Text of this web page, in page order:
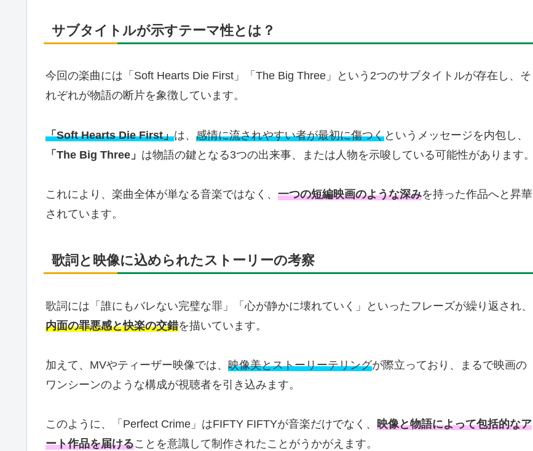
サブタイトルが示すテーマ性とは？
今回の楽曲には「Soft Hearts Die First」「The Big Three」という2つのサブタイトルが存在し、そ
れぞれが物語の断片を象徴しています。
「Soft Hearts Die First」は、 感情に流されやすい者が最初に傷つくというメッセージを内包し、
「The Big Three」 は物語の鍵となる3つの出来事、または人物を示唆している可能性があります。
これにより、楽曲全体が単なる音楽ではなく、 一つの短編映画のような深みを持った作品へと昇華
されています。
歌詞と映像に込められたストーリーの考察
歌詞には「誰にもバレない完璧な罪」「心が静かに壊れていく」といったフレーズが繰り返され、
内面の罪悪感と快楽の交錯を描いています。
加えて、MVやティーザー映像では、 映像美とストーリーテリングが際立っており、まるで映画の
ワンシーンのような構成が視聴者を引き込みます。
このように、「Perfect Crime」はFIFTY FIFTYが音楽だけでなく、 映像と物語によって包括的なア
ート作品を届けることを意識して制作されたことがうかがえます。